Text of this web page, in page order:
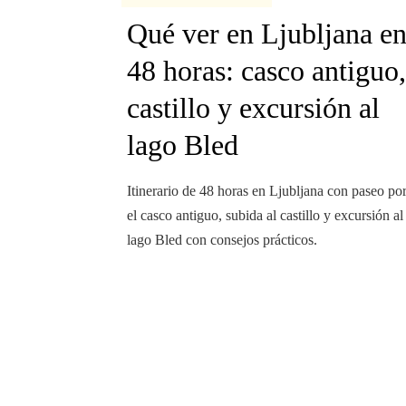
Qué ver en Ljubljana en
48 horas: casco antiguo,
castillo y excursión al
lago Bled
Itinerario de 48 horas en Ljubljana con paseo por
el casco antiguo, subida al castillo y excursión al
lago Bled con consejos prácticos.